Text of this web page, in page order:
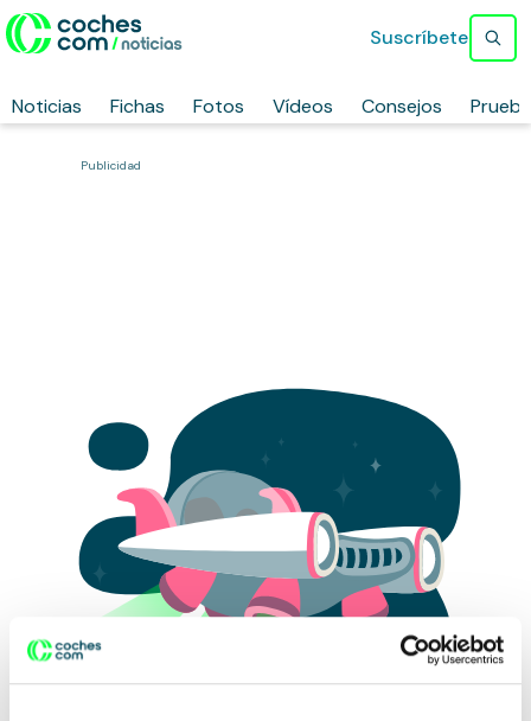
Noticias Fichas Fotos Vídeos Consejos
Suscríbete
Publicidad